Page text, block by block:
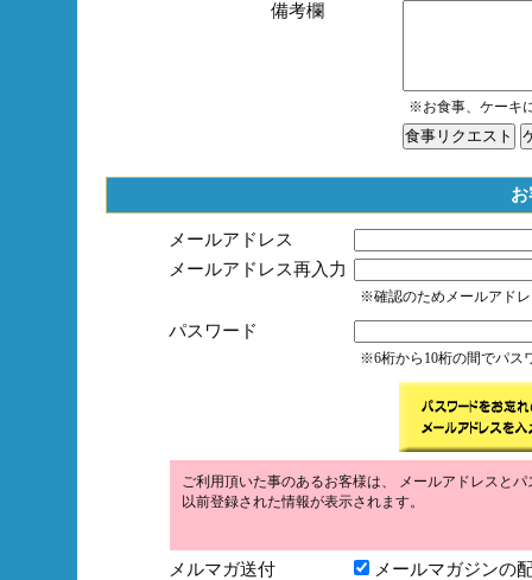
備考欄
※お食事、ケーキ
メールアドレス
メールアドレス再入力
※確認のためメールアド
パスワード
※6桁から10桁の間でパス
ご利用頂いた事のあるお客様は、 メールアドレスと
以前登録された情報が表示されます。
メルマガ送付 メールマガジンの